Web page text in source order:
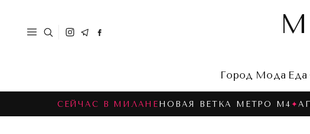
Город Мода Еда
СЕЙЧАС В МИЛАНЕ НОВАЯ ВЕТКА МЕТРО M4 ✦